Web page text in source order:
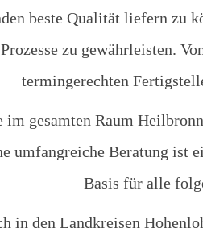
beste Qualität liefern zu
zu gewährleisten.
termingerechten
im gesamten Raum
umfangreiche Beratung ist
Basis für alle
in den Landkreisen